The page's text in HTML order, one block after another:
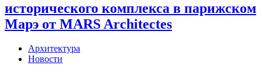
исторического комплекса в парижском
Марэ от MARS Architectes
Архитектура
Новости